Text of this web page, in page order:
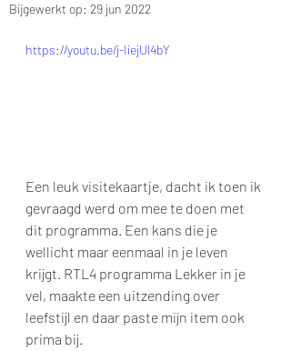
Bijgewerkt op: 29 jun 2022
https://youtu.be/j-IiejUl4bY
Een leuk visitekaartje, dacht ik toen ik
gevraagd werd om mee te doen met
dit programma. Een kans die je
wellicht maar eenmaal in je leven
krijgt. RTL4 programma Lekker in je
vel, maakte een uitzending over
leefstijl en daar paste mijn item ook
prima bij.